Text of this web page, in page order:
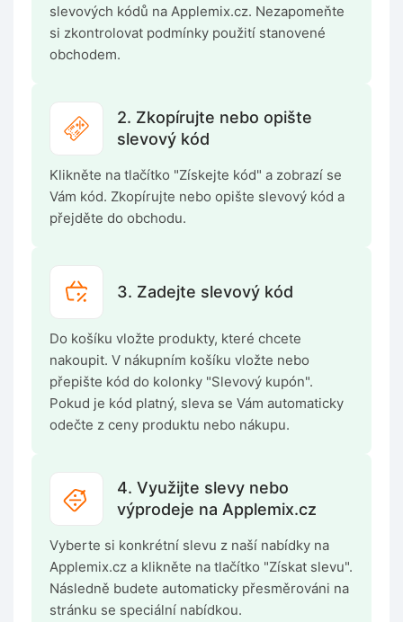
slevových kódů na Applemix.cz. Nezapomeňte
si zkontrolovat podmínky použití stanovené
obchodem.
2. Zkopírujte nebo opište
slevový kód
Klikněte na tlačítko "Získejte kód" a zobrazí se
Vám kód. Zkopírujte nebo opište slevový kód a
přejděte do obchodu.
3. Zadejte slevový kód
Do košíku vložte produkty, které chcete
nakoupit. V nákupním košíku vložte nebo
přepište kód do kolonky "Slevový kupón".
Pokud je kód platný, sleva se Vám automaticky
odečte z ceny produktu nebo nákupu.
4. Využijte slevy nebo
výprodeje na Applemix.cz
Vyberte si konkrétní slevu z naší nabídky na
Applemix.cz a klikněte na tlačítko "Získat slevu".
Následně budete automaticky přesměrováni na
stránku se speciální nabídkou.